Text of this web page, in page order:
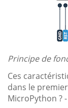
Principe de
Ces
dans le
MicroPython ?